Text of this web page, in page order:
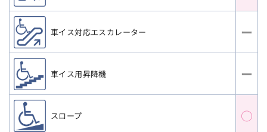
車イス対応エスカレーター ー
車イス用昇降機 ー
スロープ ○